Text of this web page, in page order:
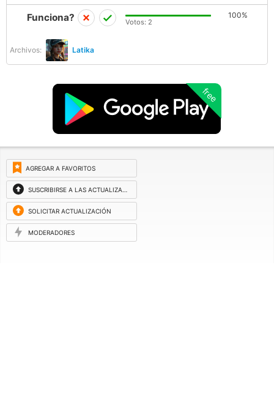
Archivos: Latika
Funciona? 100%
Votos: 2
free
AGREGAR A FAVORITOS
SUSCRIBIRSE A LAS ACTUALIZACIONES
SOLICITAR ACTUALIZACIÓN
MODERADORES